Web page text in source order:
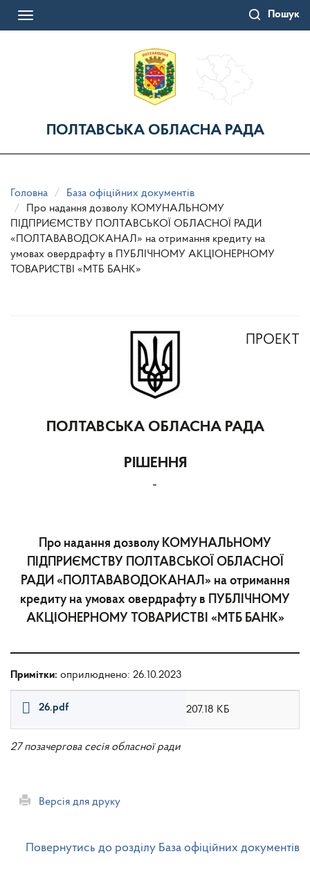
Пошук
Toggle
ПОЛТАВСЬКА ОБЛАСНА РАДА
Головна
База офіційних документів
Про надання дозволу КОМУНАЛЬНОМУ
ПІДПРИЄМСТВУ ПОЛТАВСЬКОЇ ОБЛАСНОЇ РАДИ
«ПОЛТАВАВОДОКАНАЛ» на отримання кредиту на
умовах овердрафту в ПУБЛІЧНОМУ АКЦІОНЕРНОМУ
ТОВАРИСТВІ «МТБ БАНК»
ПРОЕКТ
ПОЛТАВСЬКА ОБЛАСНА РАДА
РІШЕННЯ
-
Про надання дозволу КОМУНАЛЬНОМУ
ПІДПРИЄМСТВУ ПОЛТАВСЬКОЇ ОБЛАСНОЇ
РАДИ «ПОЛТАВАВОДОКАНАЛ» на отримання
кредиту на умовах овердрафту в ПУБЛІЧНОМУ
АКЦІОНЕРНОМУ ТОВАРИСТВІ «МТБ БАНК»
Примітки: оприлюднено: 26.10.2023
26.pdf 207.18 КБ
27 позачергова сесія обласної ради
Версія для друку
Повернутись до розділу База офіційних документів